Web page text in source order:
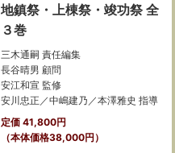
地鎮祭・上棟祭・竣功祭 全
３巻
三木通嗣 責任編集
長谷晴男 顧問
安江和宣 監修
安川忠正／中嶋建乃／本澤雅史 指導
定価 41,800円
（本体価格38,000円）